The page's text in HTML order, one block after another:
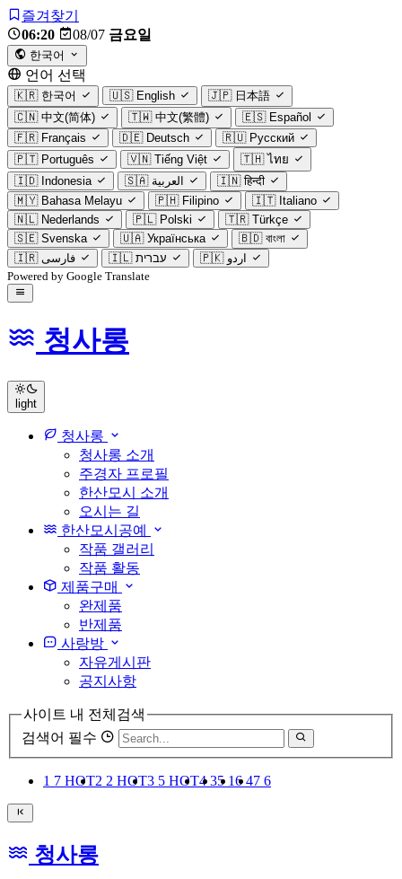
즐겨찾기
06:20
08/07 금요일
한국어
언어 선택
🇰🇷 한국어 🇺🇸 English 🇯🇵 日本語
🇨🇳 中文(简体) 🇹🇼 中文(繁體) 🇪🇸 Español
🇫🇷 Français 🇩🇪 Deutsch 🇷🇺 Русский
🇵🇹 Português 🇻🇳 Tiếng Việt 🇹🇭 ไทย
🇮🇩 Indonesia 🇸🇦 العربية 🇮🇳 हिन्दी
🇲🇾 Bahasa Melayu 🇵🇭 Filipino 🇮🇹 Italiano
🇳🇱 Nederlands 🇵🇱 Polski 🇹🇷 Türkçe
🇸🇪 Svenska 🇺🇦 Українська 🇧🇩 বাংলা
🇮🇷 فارسی 🇮🇱 עברית 🇵🇰 اردو
Powered by Google Translate
청사롱
light
청사롱
청사롱 소개
주경자 프로필
한산모시 소개
오시는 길
한산모시공예
작품 갤러리
작품 활동
제품구매
완제품
반제품
사랑방
자유게시판
공지사항
사이트 내 전체검색
검색어 필수
1 7 HOT2 2 HOT3 5 HOT4 35 16 47 6
청사롱